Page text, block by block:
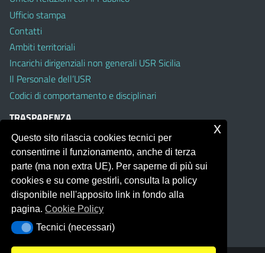
Ufficio stampa
Contatti
Ambiti territoriali
Incarichi dirigenziali non generali USR Sicilia
Il Personale dell’USR
Codici di comportamento e disciplinari
TRASPARENZA
Albo on line
Amministrazione Trasparente
Pubblici proclami
PTPCT per le Istituzioni scolastiche della Sicilia
Whistleblowing
Obiettivi di Accessibilità
Questo sito rilascia cookies tecnici per
consentirne il funzionamento, anche di terza
parte (ma non extra UE). Per saperne di più sui
cookies e su come gestirli, consulta la policy
disponibile nell'apposito link in fondo alla
pagina.Cookie Policy
Tecnici (necessari)
Tecnici (necessari)
x